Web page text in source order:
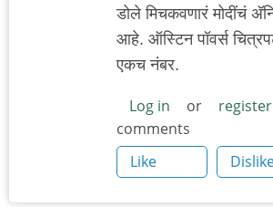
डोले मिचकवणारं मोदींचं
आहे. ऑस्टिन पॉवर्स
एकच नंबर.
Log in or register
comments
Like